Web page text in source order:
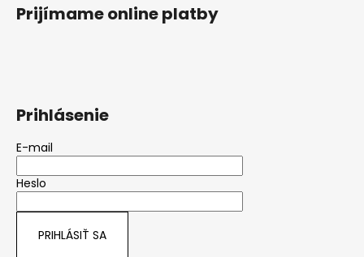
Prijímame online platby
Prihlásenie
E-mail
Heslo
PRIHLÁSIŤ SA